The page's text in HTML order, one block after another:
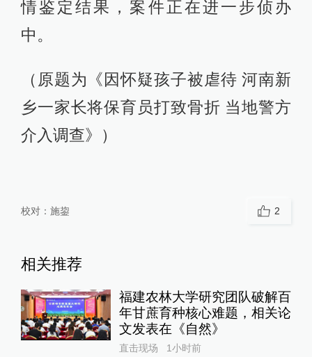
情鉴定结果，案件正在进一步侦办
中。
（原题为《因怀疑孩子被虐待 河南新
乡一家长将保育员打致骨折 当地警方
介入调查》）
校对： 施鋆 2
相关推荐
福建农林大学研究团队破解百
年甘蔗育种核心难题，相关论
文发表在《自然》
直击现场 1小时前